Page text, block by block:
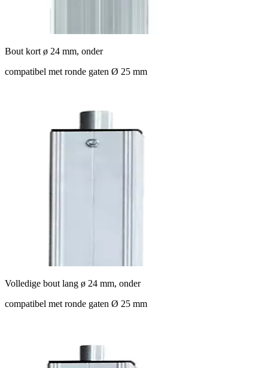
Bout kort ø 24 mm, onder
compatibel met ronde gaten Ø 25 mm
Volledige bout lang ø 24 mm, onder
compatibel met ronde gaten Ø 25 mm